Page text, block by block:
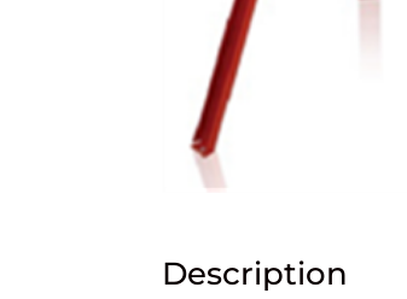
Description